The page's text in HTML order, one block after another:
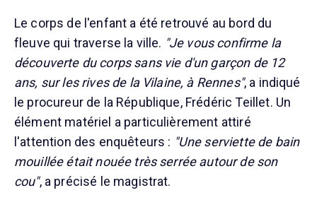
Le corps de l'enfant a été retrouvé au bord du
fleuve qui traverse la ville. "Je vous confirme la
découverte du corps sans vie d'un garçon de 12
ans, sur les rives de la Vilaine, à Rennes", a indiqué
le procureur de la République, Frédéric Teillet. Un
élément matériel a particulièrement attiré
l'attention des enquêteurs : "Une serviette de bain
mouillée était nouée très serrée autour de son
cou", a précisé le magistrat.